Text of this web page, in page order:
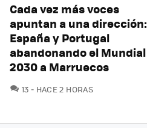
Cada vez más voces
apuntan a una dirección:
España y Portugal
abandonando el Mundial
2030 a Marruecos
13 COMENTARIOS
HACE 2 HORAS